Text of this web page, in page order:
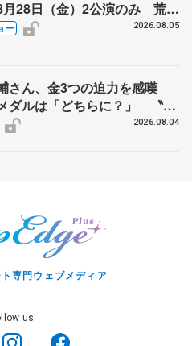
28日（金）2公演のみ 荒川
プロデュース、20周年のアイ
ー 2026.08.05
さん、金3つの迫力を感嘆
ダルは「どちらに？」 〝リ
オリンピック3連覇の野村忠
2026.08.04
専門ウェブメディア
us